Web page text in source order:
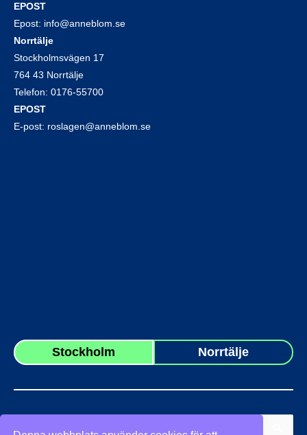
EPOST
Epost: info@anneblom.se
Norrtälje
Stockholmsvägen 17
764 43 Norrtälje
Telefon: 0176-55700
EPOST
E-post: roslagen@anneblom.se
Stockholm Norrtälje